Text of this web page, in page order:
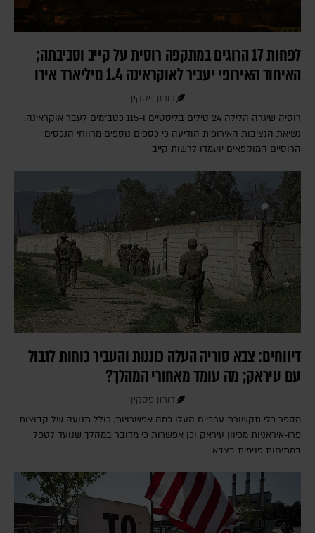
לפחות 17 הרוגים במתקפה רוסית על קייב וסביבתה;
האיחוד האירופי יעביר לאוקראינה 1.4 מיליארד אירו
דורון פסקין
רוסיה שיגרה הלילה 24 טילים בליסטיים ו-115 כטב"מים לעבר אוקראינה.
נשיאת הנציבות האירופית הודיעה כי כספים נוספים מרווחי הנכסים
הרוסיים המוקפאים יועמדו לרשות קייב
דיווחים: צבא סוריה העלה כוננות והעביר כוחות לגבול
עם עיראק; מה עומד מאחורי המהלך?
דורון פסקין
מספר כלי תקשורת ערביים העלו כמה אפשרויות, כולל תנועה של קבוצות
פרו-איראניות מכיוון עיראק וכן אפשרות כי מדובר במהלך שנועד לטפל
במתיחות פנימית בצבא